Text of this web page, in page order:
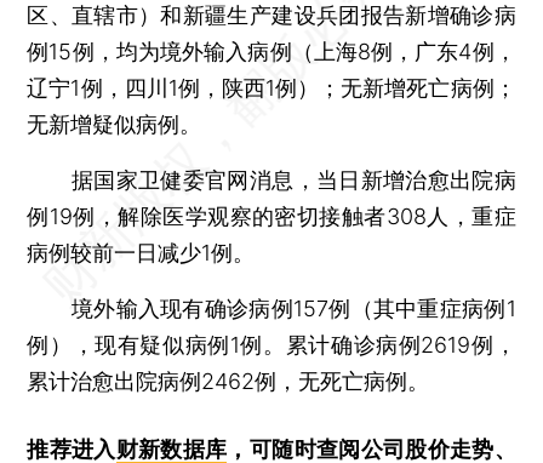
区、直辖市）和新疆生产建设兵团报告新增确诊病
例15例，均为境外输入病例（上海8例，广东4例，
辽宁1例，四川1例，陕西1例）；无新增死亡病例；
无新增疑似病例。
据国家卫健委官网消息，当日新增治愈出院病
例19例，解除医学观察的密切接触者308人，重症
病例较前一日减少1例。
境外输入现有确诊病例157例（其中重症病例1
例），现有疑似病例1例。累计确诊病例2619例，
累计治愈出院病例2462例，无死亡病例。
推荐进入财新数据库 ，可随时查阅公司股价走势、